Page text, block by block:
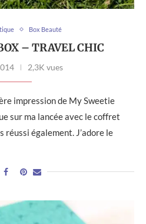
Box Beauté
– TRAVEL CHIC
2,3K vues
impression de My Sweetie
sur ma lancée avec le coffret
réussi également. J’adore le